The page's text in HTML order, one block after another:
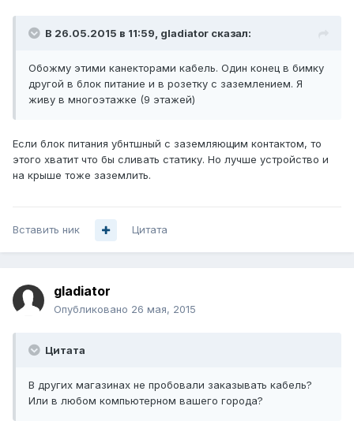
В 26.05.2015 в 11:59, gladiator сказал:
Обожму этими канекторами кабель. Один конец в бимку
другой в блок питание и в розетку с заземлением. Я
живу в многоэтажке (9 этажей)
Если блок питания убнтшный с заземляющим контактом, то
этого хватит что бы сливать статику. Но лучше устройство и
на крыше тоже заземлить.
Вставить ник Цитата
gladiator
Опубликовано 26 мая, 2015
Цитата
В других магазинах не пробовали заказывать кабель?
Или в любом компьютерном вашего города?